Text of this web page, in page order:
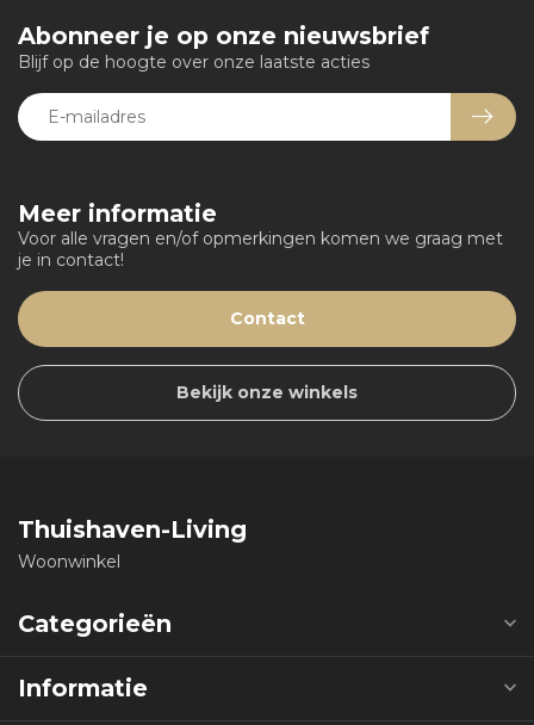
Meer informatie
Voor alle vragen en/of opmerkingen komen we graag met
je in contact!
Contact
Bekijk onze winkels
Abonneer je op onze nieuwsbrief
Blijf op de hoogte over onze laatste acties
Thuishaven-Living
Woonwinkel
Categorieën
Informatie